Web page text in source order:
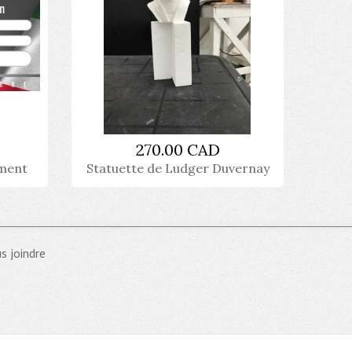
270.00 CAD
Statuette de Ludger Duvernay
joindre